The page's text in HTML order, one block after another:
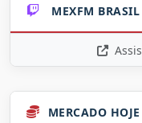
MEXFM BRASIL
MERCADO HOJE